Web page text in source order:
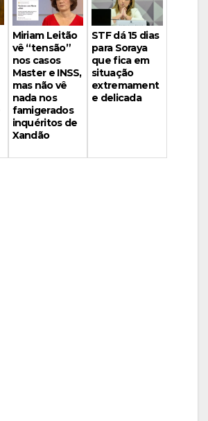
Miriam Leitão
vê “tensão”
nos casos
Master e INSS,
mas não vê
nada nos
famigerados
inquéritos de
Xandão
STF dá 15 dias
para Soraya
que fica em
situação
extremament
e delicada